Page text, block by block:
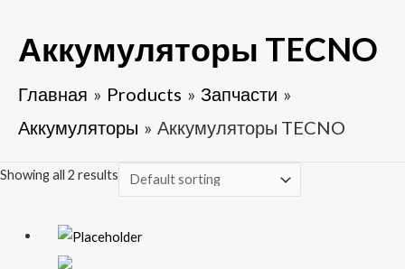
Аккумуляторы TECNO
Главная Products
Запчасти
Аккумуляторы
Аккумуляторы TECNO
Showing all 2 results